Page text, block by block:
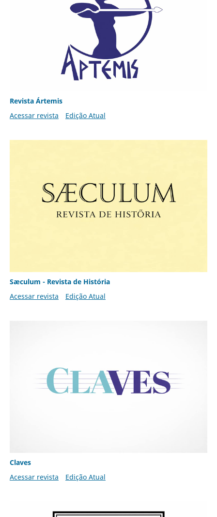
Revista Ártemis
Acessar revista
Edição Atual
Sæculum - Revista de História
Acessar revista
Edição Atual
Claves
Acessar revista
Edição Atual